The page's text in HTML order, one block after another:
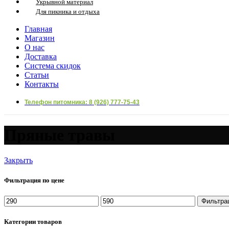
Укрывной материал
Для пикника и отдыха
Главная
Магазин
О нас
Доставка
Система скидок
Статьи
Контакты
Телефон питомника: 8 (926) 777-75-43
Закрыть
Фильтрация по цене
Минимальная
цена
Максимальная
цена
Категории товаров